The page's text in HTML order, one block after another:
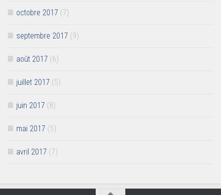
octobre 2017 (7)
septembre 2017 (9)
août 2017 (6)
juillet 2017 (5)
juin 2017 (8)
mai 2017 (5)
avril 2017 (7)